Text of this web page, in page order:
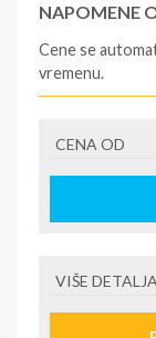
NAPOMENE
Cene se
vremenu.
- rezervisane i
jedinici prema
prema opisu -
putovanja
krizu) na
CENA OD
VIŠE